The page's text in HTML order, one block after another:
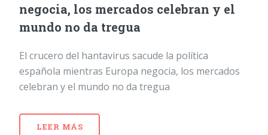
negocia, los mercados celebran y el
mundo no da tregua
El crucero del hantavirus sacude la política
española mientras Europa negocia, los mercados
celebran y el mundo no da tregua
LEER MÁS